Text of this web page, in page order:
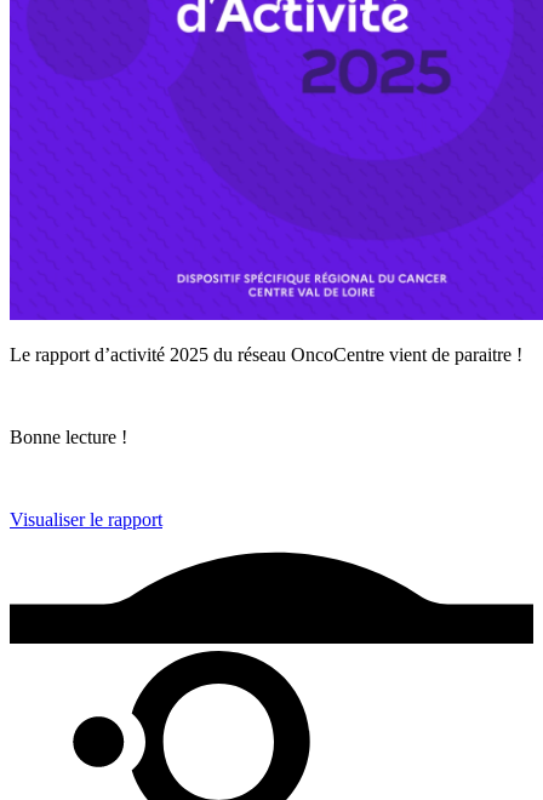
Le rapport d’activité 2025 du réseau OncoCentre vient de paraitre !
Bonne lecture !
Visualiser le rapport